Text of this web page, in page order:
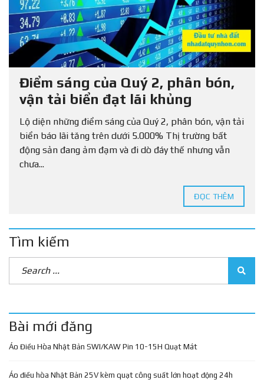
Điểm sáng của Quý 2, phân bón,
vận tải biển đạt lãi khủng
Lộ diện những điểm sáng của Quý 2, phân bón, vận tải
biển báo lãi tăng trên dưới 5.000% Thị trường bất
động sản đang ảm đạm và đi dò đáy thế nhưng vẫn
chưa...
ĐỌC THÊM
Tìm kiếm
Bài mới đăng
Áo Điều Hòa Nhật Bản SWI/KAW Pin 10-15H Quạt Mát
Áo điều hòa Nhật Bản 25V kèm quạt công suất lớn hoạt động 24h